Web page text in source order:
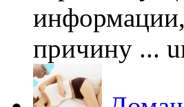
информации,
причину ...